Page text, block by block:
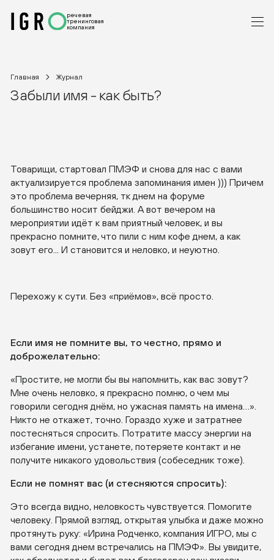
речевая
тренинговая
компания
Главная Журнал
Забыли имя - как быть?
Товарищи, стартовал ПМЭФ и снова для нас с вами
актуализируется проблема запоминания имен ))) Причем
это проблема вечерняя, тк днем на форуме
большинство носит бейджи. А вот вечером на
мероприятии идёт к вам приятный человек, и вы
прекрасно помните, что пили с ним кофе днем, а как
зовут его... И становится и неловко, и неуютно.
Перехожу к сути. Без «приёмов», всё просто.
Если имя не помните вы, то честно, прямо и
доброжелательно:
«Простите, не могли бы вы напомнить, как вас зовут?
Мне очень неловко, я прекрасно помню, о чем мы
говорили сегодня днём, но ужасная память на имена…».
Никто не откажет, точно. Гораздо хуже и затратнее
постесняться спросить. Потратите массу энергии на
избегание имени, устанете, потеряете контакт и не
получите никакого удовольствия (собеседник тоже).
Если не помнят вас (и стесняются спросить):
Это всегда видно, неловкость чувствуется. Помогите
человеку. Прямой взгляд, открытая улыбка и даже можно
протянуть руку: «Ирина Родченко, компания ИГРО, мы с
вами сегодня днем встречались на ПМЭФ». Вы увидите,